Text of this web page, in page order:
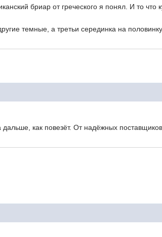
бриар от греческого я понял. И то что
темные, а третьи серединка на
как повезёт. От надёжных